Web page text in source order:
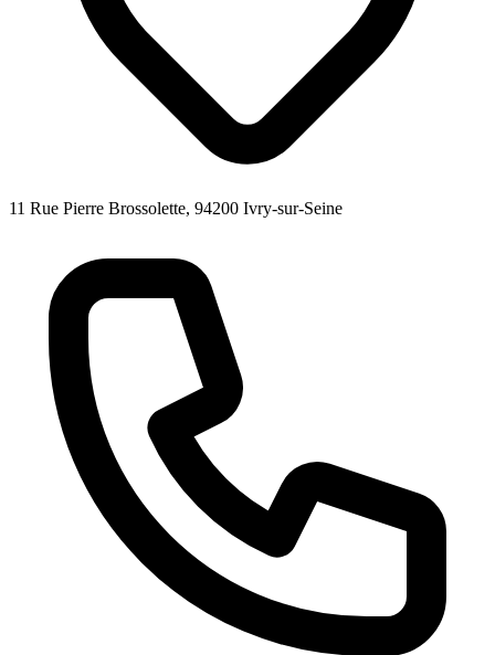
11 Rue Pierre Brossolette, 94200 Ivry-sur-Seine